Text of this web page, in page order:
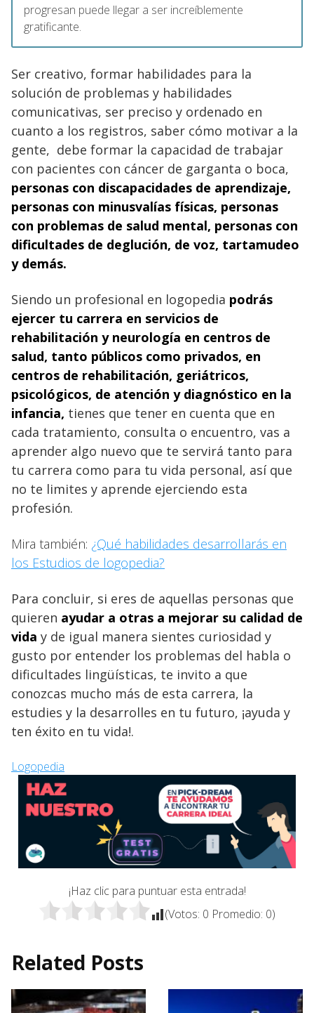
progresan puede llegar a ser increíblemente
gratificante.
Ser creativo, formar habilidades para la
solución de problemas y habilidades
comunicativas, ser preciso y ordenado en
cuanto a los registros, saber cómo motivar a la
gente, debe formar la capacidad de trabajar
con pacientes con cáncer de garganta o boca,
personas con discapacidades de aprendizaje,
personas con minusvalías físicas, personas
con problemas de salud mental, personas con
dificultades de deglución, de voz, tartamudeo
y demás.
Siendo un profesional en logopedia podrás
ejercer tu carrera en servicios de
rehabilitación y neurología en centros de
salud, tanto públicos como privados, en
centros de rehabilitación, geriátricos,
psicológicos, de atención y diagnóstico en la
infancia, tienes que tener en cuenta que en
cada tratamiento, consulta o encuentro, vas a
aprender algo nuevo que te servirá tanto para
tu carrera como para tu vida personal, así que
no te limites y aprende ejerciendo esta
profesión.
Mira también: ¿Qué habilidades desarrollarás en
los Estudios de logopedia?
Para concluir, si eres de aquellas personas que
quieren ayudar a otras a mejorar su calidad de
vida y de igual manera sientes curiosidad y
gusto por entender los problemas del habla o
dificultades lingüísticas, te invito a que
conozcas mucho más de esta carrera, la
estudies y la desarrolles en tu futuro, ¡ayuda y
ten éxito en tu vida!.
Logopedia
¡Haz clic para puntuar esta entrada!
(Votos: 0 Promedio: 0)
Related Posts